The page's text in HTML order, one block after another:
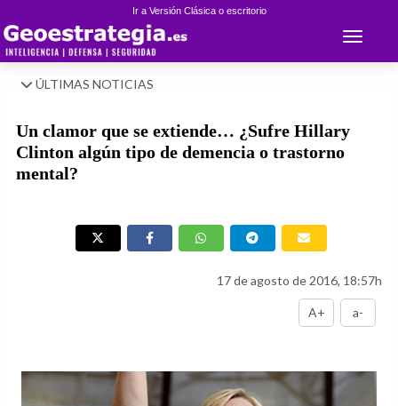
Ir a Versión Clásica o escritorio
Toggle
ÚLTIMAS NOTICIAS
Un clamor que se extiende… ¿Sufre Hillary
Clinton algún tipo de demencia o trastorno
mental?
17 de agosto de 2016, 18:57h
A+ a-